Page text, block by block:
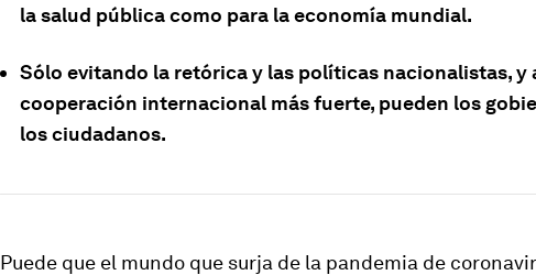
la salud pública como para la economía mundial.
Sólo evitando la retórica y las políticas nacionalistas, y
cooperación internacional más fuerte, pueden los
los ciudadanos.
Puede que el mundo que surja de la pandemia de